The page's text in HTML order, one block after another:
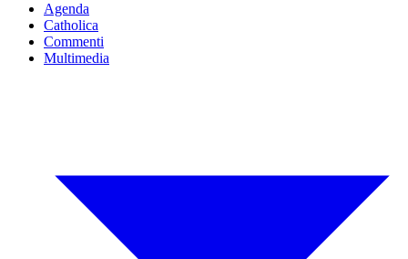
Agenda
Catholica
Commenti
Multimedia